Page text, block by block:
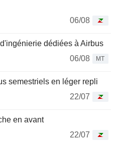
06/08
dédiées à Airbus
06/08
MT
semestriels en léger repli
22/07
en avant
22/07